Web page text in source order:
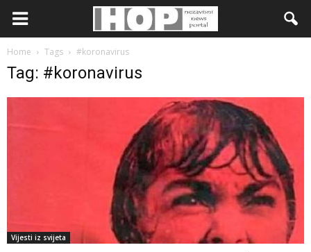
Home Tags #koronavirus
Tag: #koronavirus
Vijesti iz svijeta